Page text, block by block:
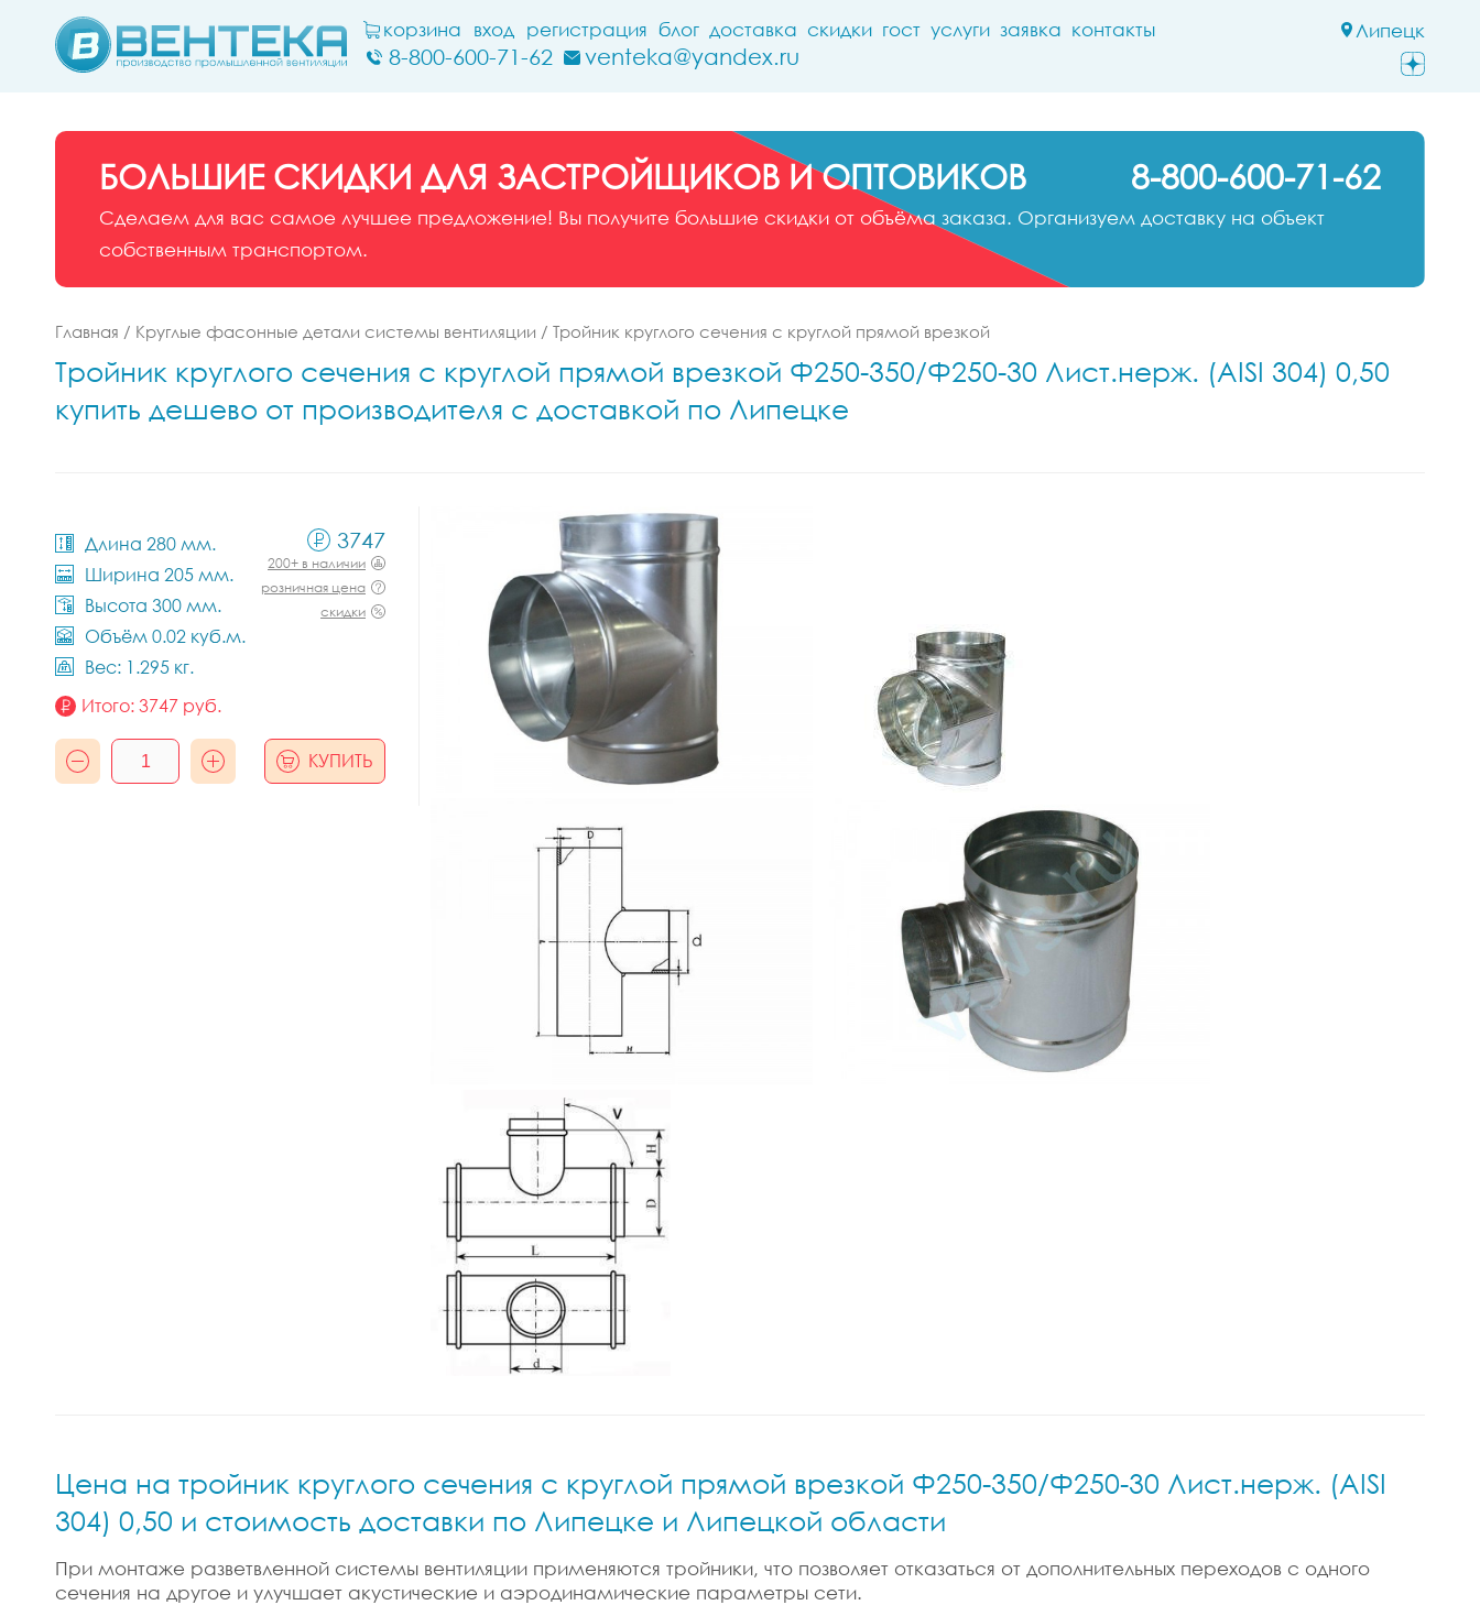
Липецк
корзина вход регистрация блог доставка скидки гост услуги заявка контакты
8-800-600-71-62 venteka@yandex.ru
БОЛЬШИЕ СКИДКИ ДЛЯ ЗАСТРОЙЩИКОВ И ОПТОВИКОВ 8-800-600-71-62
Сделаем для вас самое лучшее предложение! Вы получите большие скидки от объёма заказа. Организуем доставку на объект
собственным транспортом.
Главная / Круглые фасонные детали системы вентиляции / Тройник круглого сечения с круглой прямой врезкой
Тройник круглого сечения с круглой прямой врезкой Ф250-350/Ф250-30 Лист.нерж. (AISI 304) 0,50
купить дешево от производителя с доставкой по Липецке
Длина 280 мм.
Ширина 205 мм.
Высота 300 мм.
Объём 0.02 куб.м.
Вес: 1.295 кг.
3747
200+ в наличии
розничная цена
скидки
Итого: 3747 руб.
КУПИТЬ
Цена на тройник круглого сечения с круглой прямой врезкой Ф250-350/Ф250-30 Лист.нерж. (AISI
304) 0,50 и стоимость доставки по Липецке и Липецкой области
При монтаже разветвленной системы вентиляции применяются тройники, что позволяет отказаться от дополнительных переходов с одного
сечения на другое и улучшает акустические и аэродинамические параметры сети.